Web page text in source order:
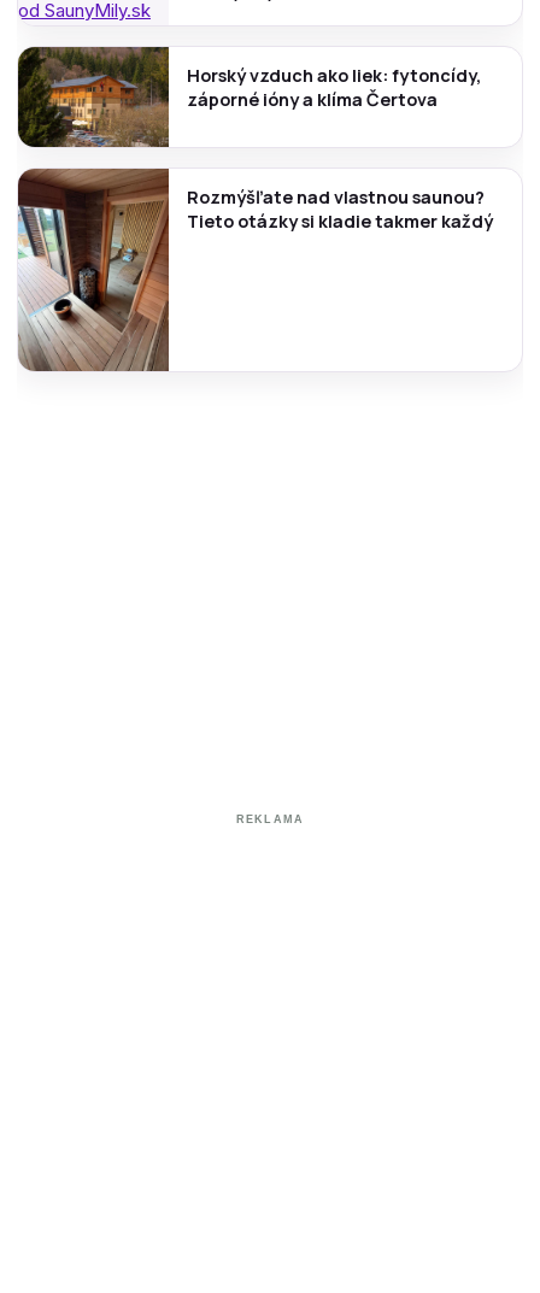
Horský vzduch ako liek: fytoncídy,
záporné ióny a klíma Čertova
Rozmýšľate nad vlastnou saunou?
Tieto otázky si kladie takmer každý
REKLAMA